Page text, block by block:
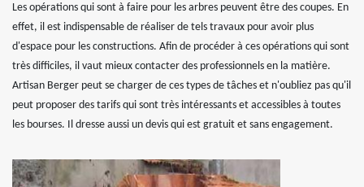
Les opérations qui sont à faire pour les arbres peuvent être des coupes. En
effet, il est indispensable de réaliser de tels travaux pour avoir plus
d'espace pour les constructions. Afin de procéder à ces opérations qui sont
très difficiles, il vaut mieux contacter des professionnels en la matière.
Artisan Berger peut se charger de ces types de tâches et n'oubliez pas qu'il
peut proposer des tarifs qui sont très intéressants et accessibles à toutes
les bourses. Il dresse aussi un devis qui est gratuit et sans engagement.